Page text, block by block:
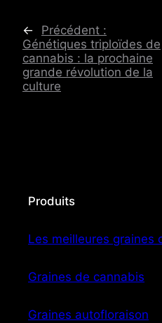
←
Précédent :
Génétiques triploïdes de
cannabis : la prochaine
grande révolution de la
culture
Produits
Les meilleures graines
Graines de cannabis
Graines autofloraison